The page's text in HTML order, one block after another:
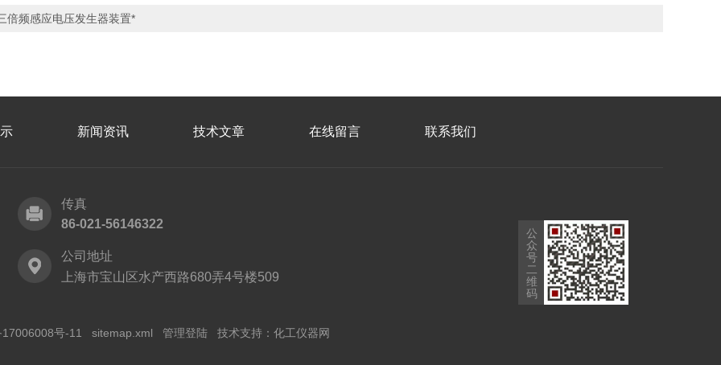
倍频感应电压发生器装置*
新闻资讯 技术文章 在线留言 联系我们
传真
86-021-56146322
公司地址
上海市宝山区水产西路680弄4号楼509
号-11 sitemap.xml 管理登陆 技术支持： 化工仪器网
公
众
号
二
维
码